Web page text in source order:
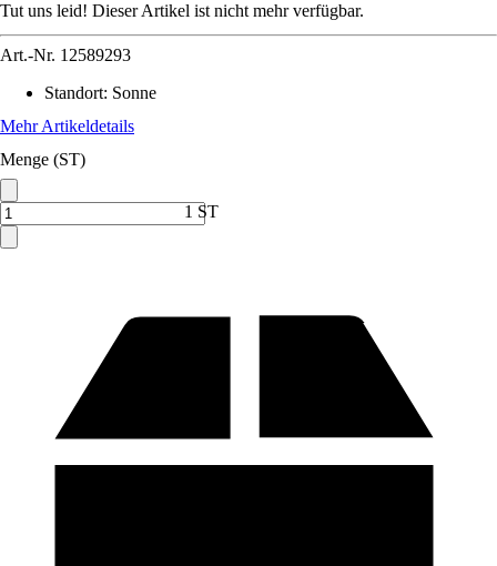
Tut uns leid! Dieser Artikel ist nicht mehr verfügbar.
Art.-Nr. 12589293
Standort: Sonne
Mehr Artikeldetails
Menge (ST)
1 ST